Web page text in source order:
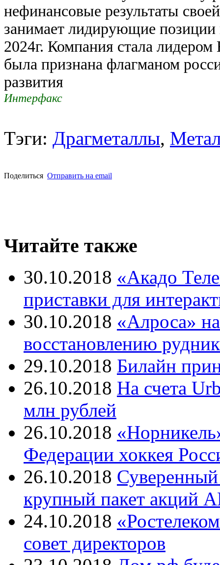
нефинансовые результаты
занимает лидирующие позиции
2024г. Компания стала
была признана флагманом
развития
Интерфакс
Тэги: Драгметаллы,
Поделиться Отправить на email
Читайте также
30.10.2018 «Акадо
приставки для
30.10.2018 «Алроса»
восстановлению
29.10.2018 Билайн
26.10.2018 На счета
млн рублей
26.10.2018
Федерации хоккея
26.10.2018
крупный пакет
24.10.2018
совет директоров